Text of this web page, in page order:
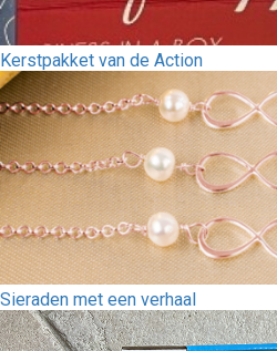
Kerstpakket van de Action
Sieraden met een verhaal